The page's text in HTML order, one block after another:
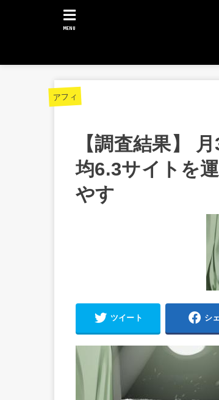
MENU
アフィ
【調査結果】
均6.3サイトを
やす
ツイート シ